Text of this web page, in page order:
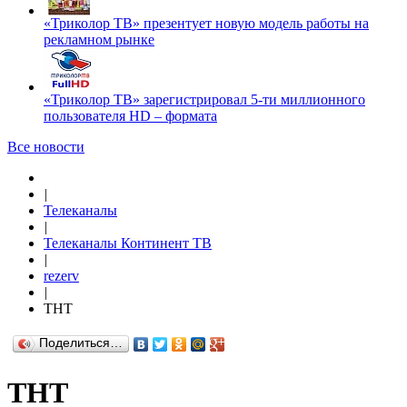
«Триколор ТВ» презентует новую модель работы на
рекламном рынке
«Триколор ТВ» зарегистрировал 5-ти миллионного
пользователя HD – формата
Все новости
|
Телеканалы
|
Телеканалы Континент ТВ
|
rezerv
|
ТНТ
Поделиться…
ТНТ